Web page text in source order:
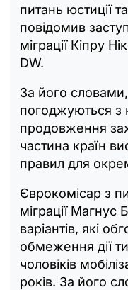
питань юстиції
повідомив
міграції Кіпру
DW.
За його
погоджуються з
продовження
частина країн
правил для
Єврокомісар з
міграції
варіантів, які
обмеження дії
чоловіків
років. За його